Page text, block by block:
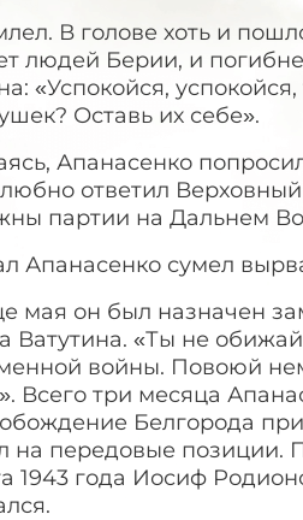
В голове хоть и
людей Берии, и
«Успокойся,
Оставь их себе».
Апанасенко
ответил
партии на Дальнем
Апанасенко сумел
мая он был назначен
Ватутина. «Ты не
войны. Повоюй
Всего три месяца
Белгорода
на передовые позиции.
1943 года Иосиф